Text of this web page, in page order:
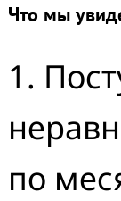
Что мы
1.
по